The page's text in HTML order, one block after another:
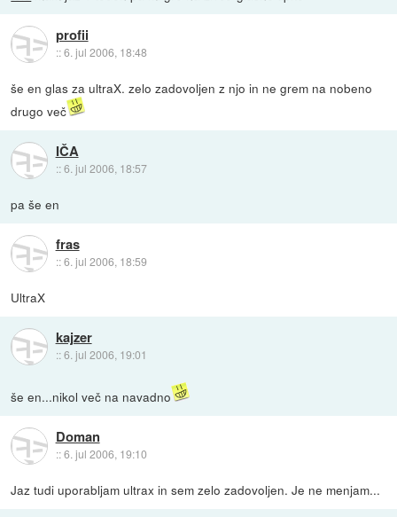
profii
::6. jul 2006, 18:48
še en glas za ultraX. zelo zadovoljen z njo in ne grem na nobeno
drugo več
IČA
::6. jul 2006, 18:57
pa še en
fras
::6. jul 2006, 18:59
UltraX
kajzer
::6. jul 2006, 19:01
še en...nikol več na navadno
Doman
::6. jul 2006, 19:10
Jaz tudi uporabljam ultrax in sem zelo zadovoljen. Je ne menjam...